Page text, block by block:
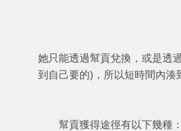
她只能透過幫貢兌換，或是透
到自己要的)，所以短時間內湊
幫貢獲得途徑有以下幾種：